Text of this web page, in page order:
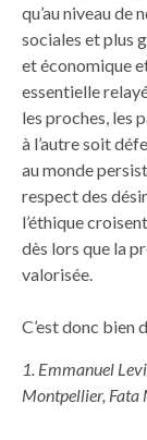
qu’au niveau de
sociales et plus
et économique
essentielle
les proches, les
à l’autre soit
au monde
respect des
l’éthique
dès lors que la
valorisée.
C’est donc bien
1. Emmanuel
Montpellier, Fata